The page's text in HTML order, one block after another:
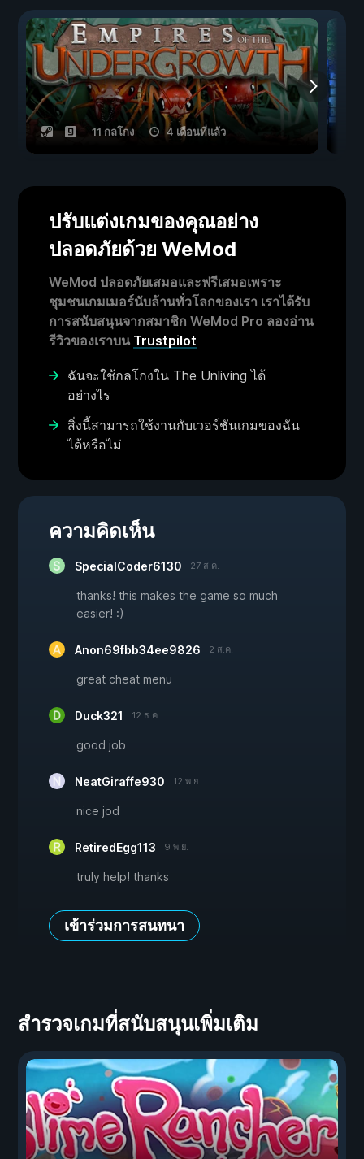
11 กลโกง 4 เดือนที่แล้ว
ปรับแต่งเกมของคุณอย่าง
ปลอดภัยด้วย WeMod
WeMod ปลอดภัยเสมอและฟรีเสมอเพราะ
ชุมชนเกมเมอร์นับล้านทั่วโลกของเรา เราได้รับ
การสนับสนุนจากสมาชิก WeMod Pro ลองอ่าน
รีวิวของเราบน Trustpilot
ฉันจะใช้กลโกงใน The Unliving ได้
อย่างไร
สิ่งนี้สามารถใช้งานกับเวอร์ชันเกมของฉัน
ได้หรือไม่
ความคิดเห็น
SpecialCoder6130 27 ส.ค.
thanks! this makes the game so much
easier! :)
Anon69fbb34ee9826 2 ส.ค.
great cheat menu
Duck321 12 ธ.ค.
good job
NeatGiraffe930 12 พ.ย.
nice jod
RetiredEgg113 9 พ.ย.
truly help! thanks
เข้าร่วมการสนทนา
สำรวจเกมที่สนับสนุนเพิ่มเติม